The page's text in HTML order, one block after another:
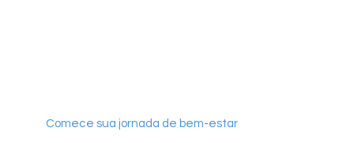
Comece sua jornada de bem-estar